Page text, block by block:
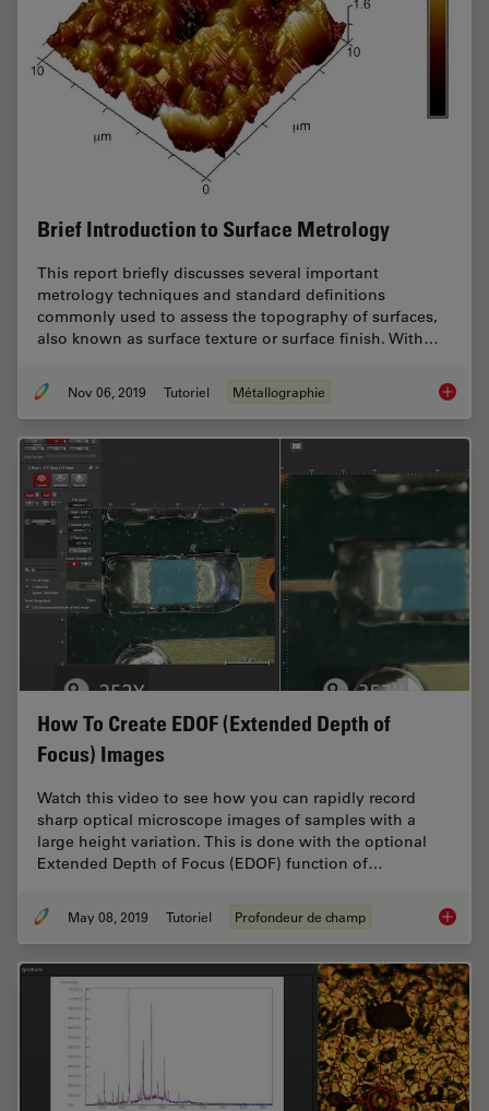
Brief Introduction to Surface Metrology
This report briefly discusses several important
metrology techniques and standard definitions
commonly used to assess the topography of surfaces,
also known as surface texture or surface finish. With…
Nov 06, 2019 Tutoriel Métallographie Brief
How To Create EDOF (Extended Depth of
Focus) Images
Watch this video to see how you can rapidly record
sharp optical microscope images of samples with a
large height variation. This is done with the optional
Extended Depth of Focus (EDOF) function of…
May 08, 2019 Tutoriel Profondeur de champ How